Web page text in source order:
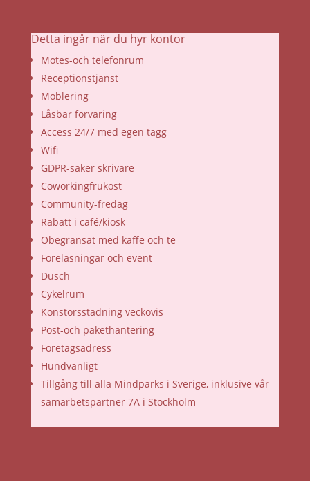
Detta ingår när du hyr kontor
Mötes-och telefonrum
Receptionstjänst
Möblering
Låsbar förvaring
Access 24/7 med egen tagg
Wifi
GDPR-säker skrivare
Coworkingfrukost
Community-fredag
Rabatt i café/kiosk
Obegränsat med kaffe och te
Föreläsningar och event
Dusch
Cykelrum
Konstorsstädning veckovis
Post-och pakethantering
Företagsadress
Hundvänligt
Tillgång till alla Mindparks i Sverige, inklusive vår
samarbetspartner 7A i Stockholm